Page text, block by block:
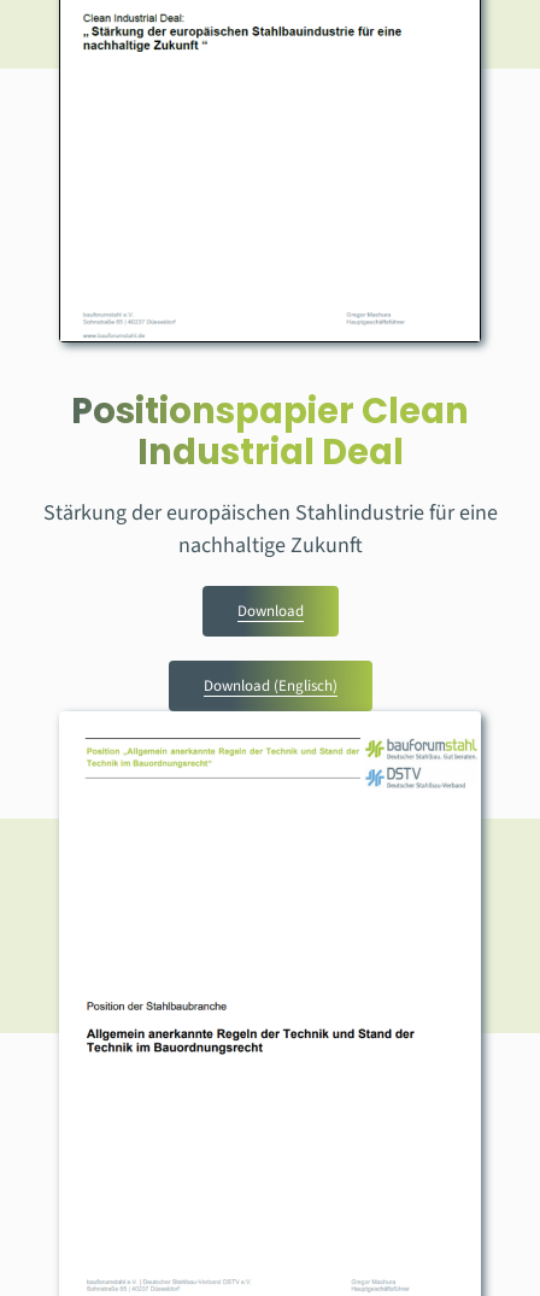
Positionspapier Clean
Industrial Deal
Stärkung der europäischen Stahlindustrie für eine
nachhaltige Zukunft
Download
Download (Englisch)